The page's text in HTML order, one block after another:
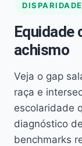
Equidade
achismo
Veja o gap
raça e
escolaridade
diagnóstico
benchmarks